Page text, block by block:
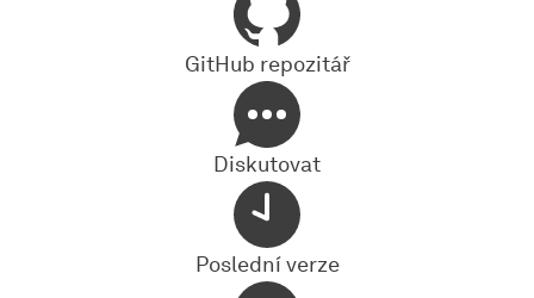
GitHub repozitář
Diskutovat
Poslední verze